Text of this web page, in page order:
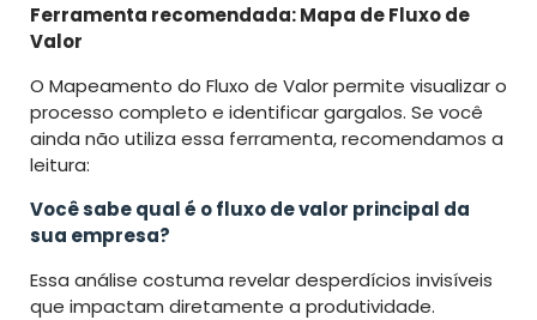
Ferramenta recomendada: Mapa de Fluxo de
Valor
O Mapeamento do Fluxo de Valor permite visualizar o
processo completo e identificar gargalos. Se você
ainda não utiliza essa ferramenta, recomendamos a
leitura:
Você sabe qual é o fluxo de valor principal da
sua empresa?
Essa análise costuma revelar desperdícios invisíveis
que impactam diretamente a produtividade.